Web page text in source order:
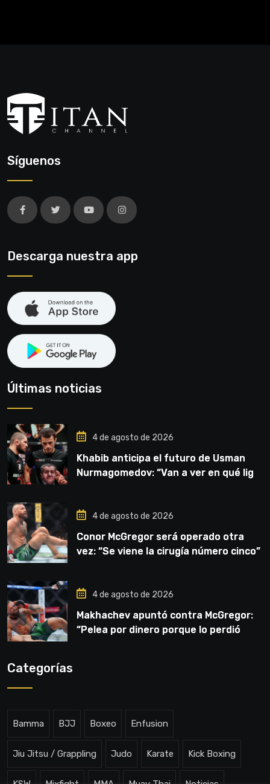
Síguenos
Descarga nuestra app
Últimas noticias
4 de agosto de 2026
Khabib anticipa el futuro de Usman
Nurmagomedov: “Van a ver en qué liga
4 de agosto de 2026
Conor McGregor será operado otra
vez: “Se viene la cirugía número cinco”
4 de agosto de 2026
Makhachev apuntó contra McGregor:
“Pelea por dinero porque lo perdió
Categorías
Bamma BJJ Boxeo Enfusion
Jiu Jitsu / Grappling Judo Karate Kick Boxing